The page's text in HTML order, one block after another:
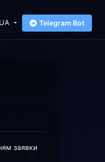
UA Telegram Bot
заявки